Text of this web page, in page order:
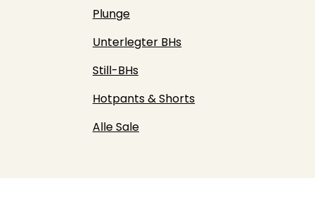
Plunge
Unterlegter BHs
Still-BHs
Hotpants & Shorts
Alle Sale